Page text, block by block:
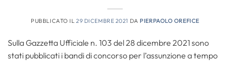
PUBBLICATO IL29 DICEMBRE 2021 DA PIERPAOLO OREFICE
Sulla Gazzetta Ufficiale n. 103 del 28 dicembre 2021 sono
stati pubblicati i bandi di concorso per l’assunzione a tempo